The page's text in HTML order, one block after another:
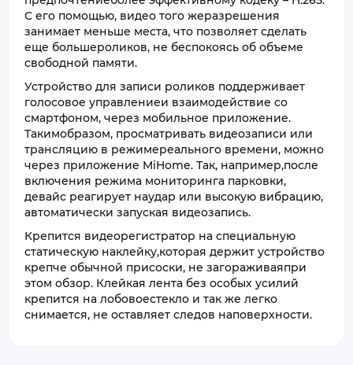
С его помощью, видео того жеразрешения
занимает меньше места, что позволяет сделать
еще большероликов, не беспокоясь об объеме
свободной памяти.
Устройство для записи роликов поддерживает
голосовое управлениеи взаимодействие со
смартфоном, через мобильное приложение.
Такимобразом, просматривать видеозаписи или
трансляцию в режимереального времени, можно
через приложение MiHome. Так, например,после
включения режима мониторинга парковки,
девайс реагирует наудар или высокую вибрацию,
автоматически запуская видеозапись.
Крепится видеорегистратор на специальную
статическую наклейку,которая держит устройство
крепче обычной присоски, не загораживаяпри
этом обзор. Клейкая лента без особых усилий
крепится на лобовоестекло и так же легко
снимается, не оставляет следов наповерхности.